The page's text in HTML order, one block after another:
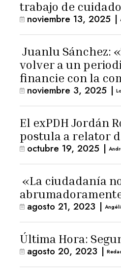
trabajo de
noviembre 13, 2025 |
Juanlu Sánchez:
volver a un
financie con la
los lectores»
noviembre 3, 2025 |
El exPDH Jordán
postula a relator
octubre 19, 2025 |
«La ciudadanía
agosto 21, 2023 |
Última Hora:
agosto 20, 2023 |